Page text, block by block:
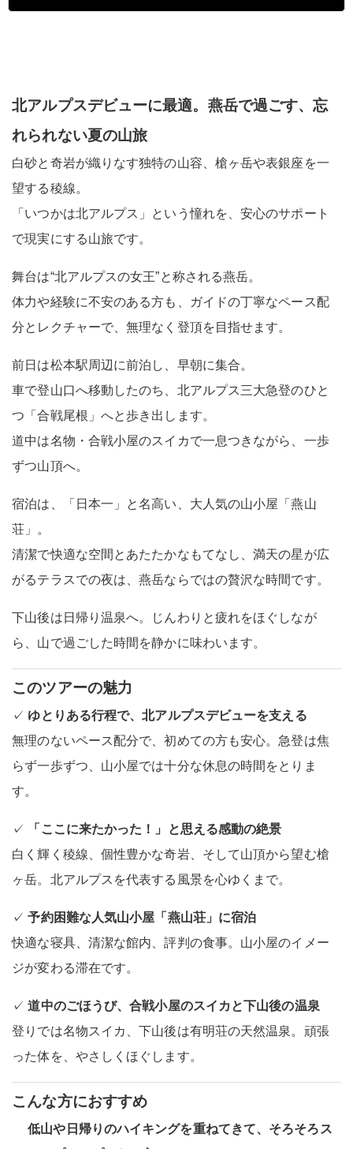
北アルプスデビューに最適。燕岳で過ごす、忘
れられない夏の山旅
白砂と奇岩が織りなす独特の山容、槍ヶ岳や表銀座を一
望する稜線。
「いつかは北アルプス」という憧れを、安心のサポート
で現実にする山旅です。
舞台は“北アルプスの女王”と称される燕岳。
体力や経験に不安のある方も、ガイドの丁寧なペース配
分とレクチャーで、無理なく登頂を目指せます。
前日は松本駅周辺に前泊し、早朝に集合。
車で登山口へ移動したのち、北アルプス三大急登のひと
つ「合戦尾根」へと歩き出します。
道中は名物・合戦小屋のスイカで一息つきながら、一歩
ずつ山頂へ。
宿泊は、「日本一」と名高い、大人気の山小屋「燕山
荘」。
清潔で快適な空間とあたたかなもてなし、満天の星が広
がるテラスでの夜は、燕岳ならではの贅沢な時間です。
下山後は日帰り温泉へ。じんわりと疲れをほぐしなが
ら、山で過ごした時間を静かに味わいます。
このツアーの魅力
✓ ゆとりある行程で、北アルプスデビューを支える
無理のないペース配分で、初めての方も安心。急登は焦
らず一歩ずつ、山小屋では十分な休息の時間をとりま
す。
✓
「ここに来たかった！」と思える感動の絶景
白く輝く稜線、個性豊かな奇岩、そして山頂から望む槍
ヶ岳。北アルプスを代表する風景を心ゆくまで。
✓予約困難な人気山小屋「燕山荘」に宿泊
快適な寝具、清潔な館内、評判の食事。山小屋のイメー
ジが変わる滞在です。
✓道中のごほうび、合戦小屋のスイカと下山後の温泉
登りでは名物スイカ、下山後は有明荘の天然温泉。頑張
った体を、やさしくほぐします。
こんな方におすすめ
低山や日帰りのハイキングを重ねてきて、そろそろス